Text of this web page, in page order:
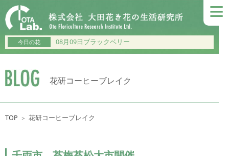
≡
今日の花 08月09日ブラックベリー
花研コーヒーブレイク
TOP ＞ 花研コーヒーブレイク